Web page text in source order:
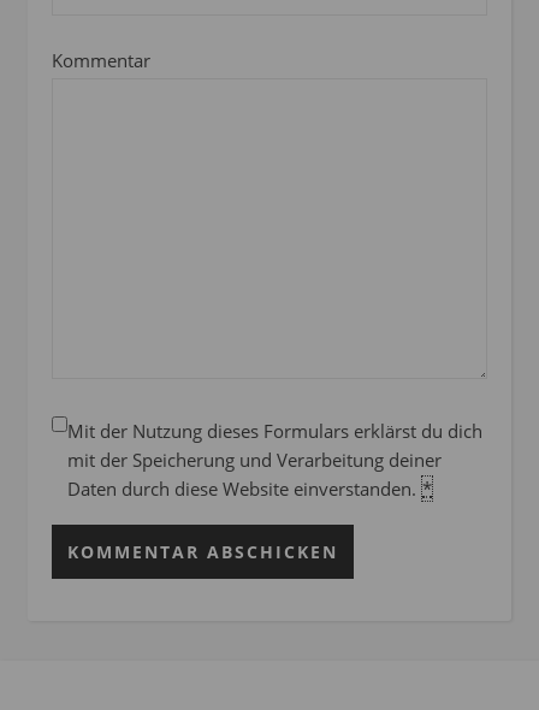
Kommentar
Mit der Nutzung dieses Formulars erklärst du dich
mit der Speicherung und Verarbeitung deiner
Daten durch diese Website einverstanden. *